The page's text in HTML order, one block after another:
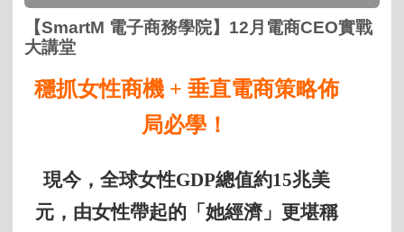
【SmartM 電子商務學院】12月電商CEO實戰
大講堂
穩抓女性商機 + 垂直電商策略佈
局必學！
現今，全球女性GDP總值約15兆美
元，由女性帶起的「她經濟」更堪稱